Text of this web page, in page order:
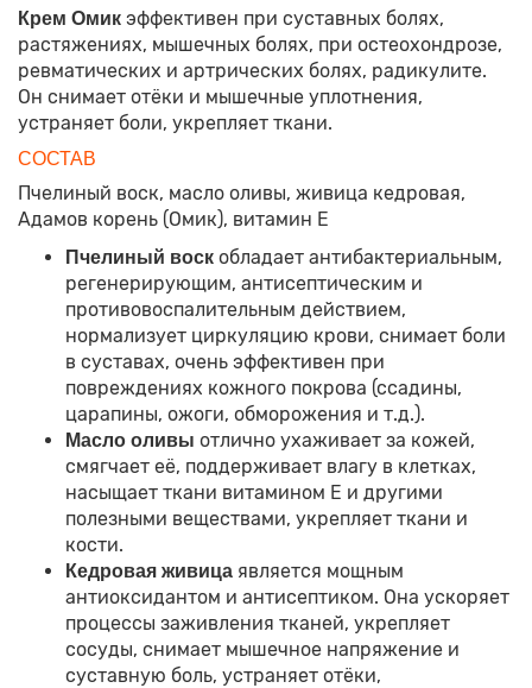
Крем Омик эффективен при суставных болях,
растяжениях, мышечных болях, при остеохондрозе,
ревматических и артрических болях, радикулите.
Он снимает отёки и мышечные уплотнения,
устраняет боли, укрепляет ткани.
СОСТАВ
Пчелиный воск, масло оливы, живица кедровая,
Адамов корень (Омик), витамин Е
Пчелиный воск обладает антибактериальным,
регенерирующим, антисептическим и
противовоспалительным действием,
нормализует циркуляцию крови, снимает боли
в суставах, очень эффективен при
повреждениях кожного покрова (ссадины,
царапины, ожоги, обморожения и т.д.).
Масло оливы отлично ухаживает за кожей,
смягчает её, поддерживает влагу в клетках,
насыщает ткани витамином Е и другими
полезными веществами, укрепляет ткани и
кости.
Кедровая живица является мощным
антиоксидантом и антисептиком. Она ускоряет
процессы заживления тканей, укрепляет
сосуды, снимает мышечное напряжение и
суставную боль, устраняет отёки,